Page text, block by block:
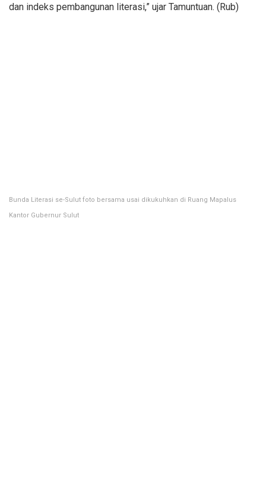
dan indeks pembangunan literasi,” ujar Tamuntuan. (Rub)
Bunda Literasi se-Sulut foto bersama usai dikukuhkan di Ruang Mapalus
Kantor Gubernur Sulut